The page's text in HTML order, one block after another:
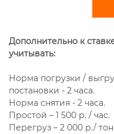
Дополнительно к
учитывать:
Норма погрузки /
постановки - 2 часа.
Норма снятия - 2 часа.
Простой – 1 500 р. / час.
Перегруз – 2 000 р./